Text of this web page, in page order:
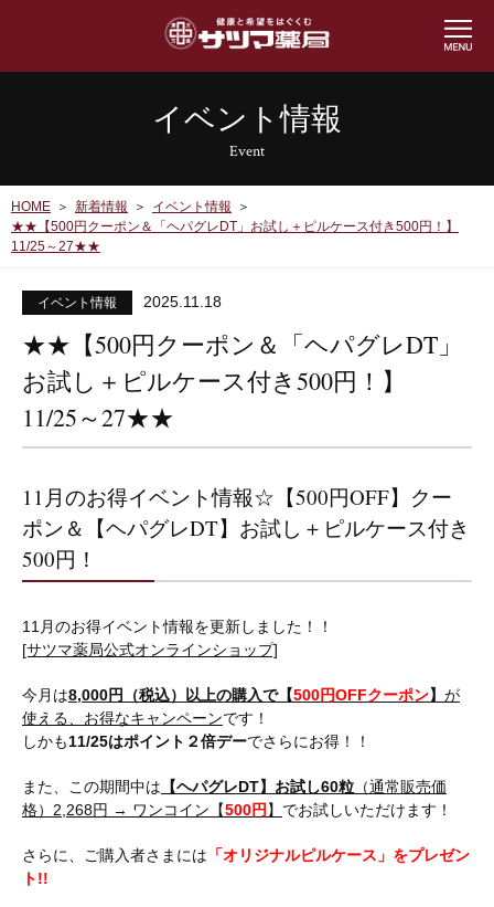
イベント情報
Event
HOME 新着情報
イベント情報
★★【500円クーポン＆「ヘパグレDT」お試し＋ピルケース付き500円！】
11/25～27★★
イベント情報 2025.11.18
★★【500円クーポン＆「ヘパグレDT」
お試し＋ピルケース付き500円！】
11/25～27★★
11月のお得イベント情報☆【500円OFF】クー
ポン＆【ヘパグレDT】お試し＋ピルケース付き
500円！
11月のお得イベント情報を更新しました！！
[サツマ薬局公式オンラインショップ]
今月は8,000円（税込）以上の購入で【500円OFFクーポン】 が
使える、お得なキャンペーンです！
しかも11/25はポイント２倍デーでさらにお得！！
また、この期間中は 【ヘパグレDT】お試し60粒 （通常販売価
格）2,268円 → ワンコイン【500円 】 でお試しいただけます！
さらに、ご購入者さまには 「オリジナルピルケース」をプレゼン
ト!!